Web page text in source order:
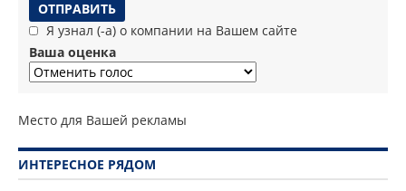
Я узнал (-а) о компании на Вашем сайте
Ваша оценка
Место для Вашей рекламы
ИНТЕРЕСНОЕ РЯДОМ